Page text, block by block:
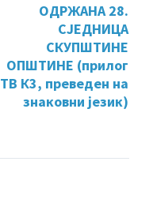
ОДРЖАНА 28.
СЈЕДНИЦА
СКУПШТИНЕ
ОПШТИНЕ (прилог
ТВ К3, преведен на
знаковни језик)